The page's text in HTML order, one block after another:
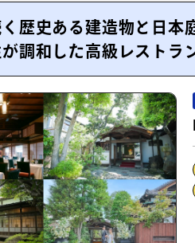
歴史ある建造物と日本
調和した高級レストラ